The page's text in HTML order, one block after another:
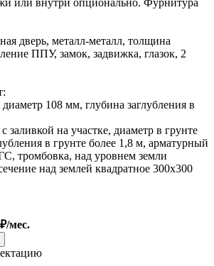
дверь, металл-металл, толщина
ППУ, замок, задвижка, глазок, 2
108 мм, глубина заглубления в
заливкой на участке, диаметр в грунте
в грунте более 1,8 м, арматурный
тромбовка, над уровнем земли
над землей квадратное 300х300
мес.